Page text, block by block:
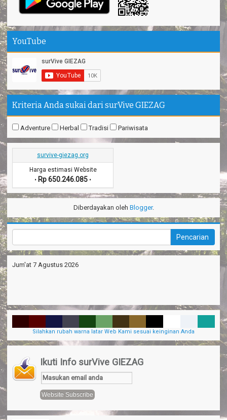
YouTube
Kriteria Anda sukai dari surVive GIEZAG
Adventure Herbal Tradisi Pariwisata
survive-giezag.org
Harga estimasi Website
• Rp 650.246.085 •
Diberdayakan oleh Blogger.
Jum'at 7 Agustus 2026
Silahkan rubah warna latar Web Kami sesuai keinginan Anda
Ikuti Info surVive GIEZAG